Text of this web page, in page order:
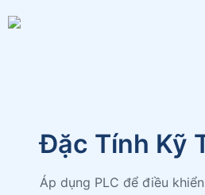
Đặc Tính Kỹ
Áp dụng PLC để điều